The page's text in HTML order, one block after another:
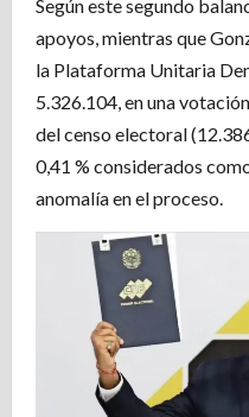
Según este segundo
apoyos, mientras que
la Plataforma Unitaria
5.326.104, en una
del censo electoral
0,41 % considerados
anomalía en el proceso.